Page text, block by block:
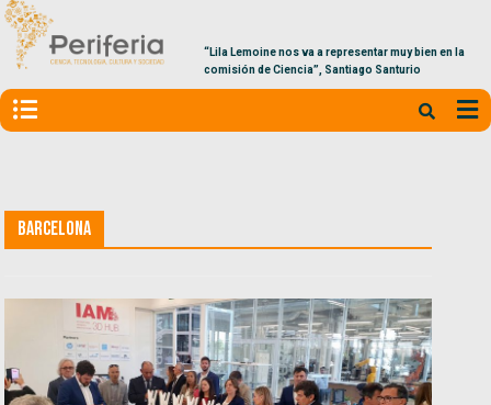
“Lila Lemoine nos va a representar muy bien en la
comisión de Ciencia”, Santiago Santurio
Barcelona